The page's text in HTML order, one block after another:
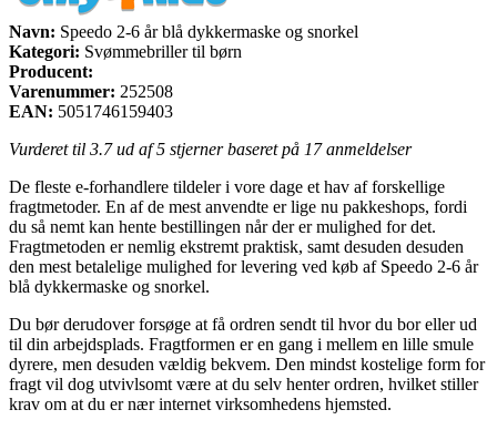
Navn: Speedo 2-6 år blå dykkermaske og snorkel
Kategori: Svømmebriller til børn
Producent:
Varenummer: 252508
EAN: 5051746159403
Vurderet til 3.7ud af 5 stjerner baseret på 17anmeldelser
De fleste e-forhandlere tildeler i vore dage et hav af forskellige
fragtmetoder. En af de mest anvendte er lige nu pakkeshops, fordi
du så nemt kan hente bestillingen når der er mulighed for det.
Fragtmetoden er nemlig ekstremt praktisk, samt desuden desuden
den mest betalelige mulighed for levering ved køb af Speedo 2-6 år
blå dykkermaske og snorkel.
Du bør derudover forsøge at få ordren sendt til hvor du bor eller ud
til din arbejdsplads. Fragtformen er en gang i mellem en lille smule
dyrere, men desuden vældig bekvem. Den mindst kostelige form for
fragt vil dog utvivlsomt være at du selv henter ordren, hvilket stiller
krav om at du er nær internet virksomhedens hjemsted.